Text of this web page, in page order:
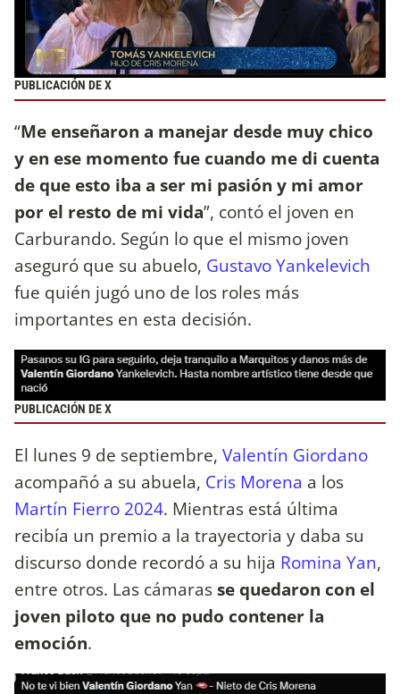
PUBLICACIÓN DE X
“Me enseñaron a manejar desde muy chico
y en ese momento fue cuando me di cuenta
de que esto iba a ser mi pasión y mi amor
por el resto de mi vida”, contó el joven en
Carburando. Según lo que el mismo joven
aseguró que su abuelo, Gustavo Yankelevich
fue quién jugó uno de los roles más
importantes en esta decisión.
PUBLICACIÓN DE X
El lunes 9 de septiembre, Valentín Giordano
acompañó a su abuela, Cris Morena a los
Martín Fierro 2024. Mientras está última
recibía un premio a la trayectoria y daba su
discurso donde recordó a su hija Romina Yan,
entre otros. Las cámarasse quedaron con el
joven piloto que no pudo contener la
emoción.